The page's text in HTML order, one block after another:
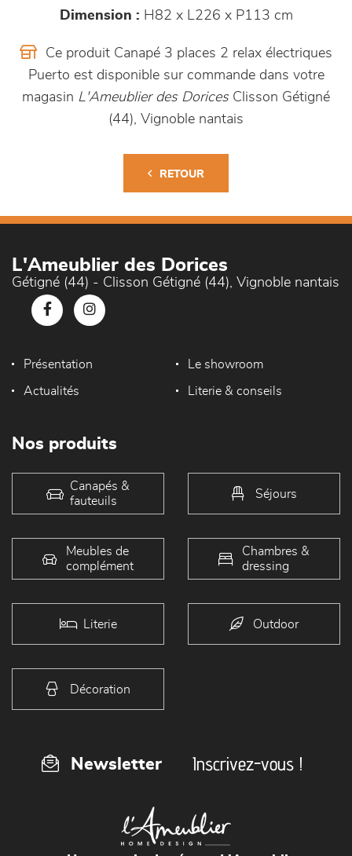
Dimension : H82 x L226 x P113 cm
Ce produit Canapé 3 places 2 relax électriques
Puerto est disponible sur commande dans votre
magasin L'Ameublier des DoricesClisson Gétigné
(44), Vignoble nantais
RETOUR
L'Ameublier des Dorices
Gétigné (44) - Clisson Gétigné (44), Vignoble nantais
Présentation Le showroom
Actualités Literie & conseils
Nos produits
Canapés &
fauteuils
Séjours
Meubles de
complément
Chambres &
dressing
Literie Outdoor
Décoration
Newsletter Inscrivez-vous !